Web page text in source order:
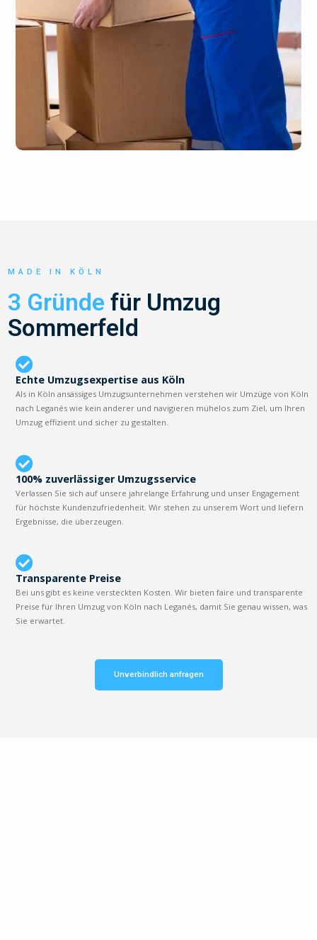
MADE IN KÖLN
3 Gründe für Umzug
Sommerfeld
Echte Umzugsexpertise aus Köln
Als in Köln ansässiges Umzugsunternehmen verstehen wir Umzüge von Köln
nach Leganés wie kein anderer und navigieren mühelos zum Ziel, um Ihren
Umzug effizient und sicher zu gestalten.
100% zuverlässiger Umzugsservice
Verlassen Sie sich auf unsere jahrelange Erfahrung und unser Engagement
für höchste Kundenzufriedenheit. Wir stehen zu unserem Wort und liefern
Ergebnisse, die überzeugen.
Transparente Preise
Bei uns gibt es keine versteckten Kosten. Wir bieten faire und transparente
Preise für Ihren Umzug von Köln nach Leganés, damit Sie genau wissen, was
Sie erwartet.
Unverbindlich anfragen